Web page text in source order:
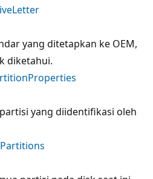
yang ditetapkan ke OEM,
diketahui.
yang diidentifikasi oleh